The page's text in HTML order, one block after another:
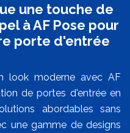
une touche de
à AF Pose pour
porte d'entrée
look moderne avec AF
de portes d'entrée en
abordables sans
une gamme de designs